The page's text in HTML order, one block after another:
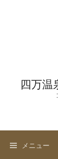
四万温
メニュー